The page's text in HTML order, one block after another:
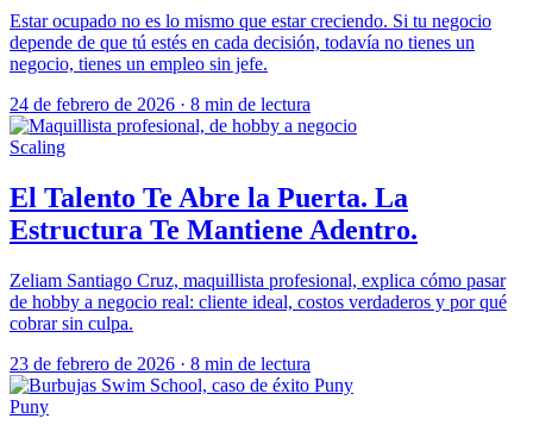
Estar ocupado no es lo mismo que estar creciendo. Si tu negocio
depende de que tú estés en cada decisión, todavía no tienes un
negocio, tienes un empleo sin jefe.
24 de febrero de 2026 · 8 min de lectura
Scaling
El Talento Te Abre la Puerta. La
Estructura Te Mantiene Adentro.
Zeliam Santiago Cruz, maquillista profesional, explica cómo pasar
de hobby a negocio real: cliente ideal, costos verdaderos y por qué
cobrar sin culpa.
23 de febrero de 2026 · 8 min de lectura
Puny